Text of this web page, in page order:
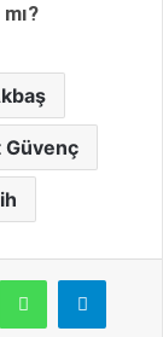
Güvenç
WhatsApp